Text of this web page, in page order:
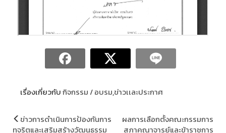
เรื่องเกี่ยวกับกิจกรรม / อบรม,ข่าวเเละประกาศ
แนะแนว
ข่าวการดำเนินการป้องกันการ
ทุจริตและเสริมสร้างวัฒนธรรม
ผลการเลือกตั้งคณะกรรมการ
สภาคณาจารย์และข้าราชการ